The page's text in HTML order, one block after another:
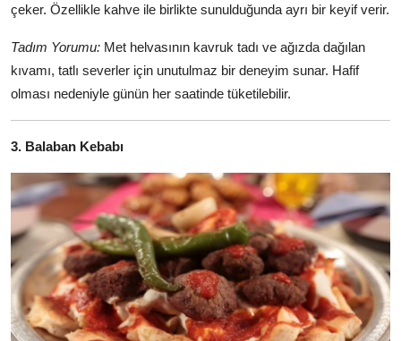
çeker. Özellikle kahve ile birlikte sunulduğunda ayrı bir keyif verir.
Tadım Yorumu: Met helvasının kavruk tadı ve ağızda dağılan
kıvamı, tatlı severler için unutulmaz bir deneyim sunar. Hafif
olması nedeniyle günün her saatinde tüketilebilir.
3. Balaban Kebabı